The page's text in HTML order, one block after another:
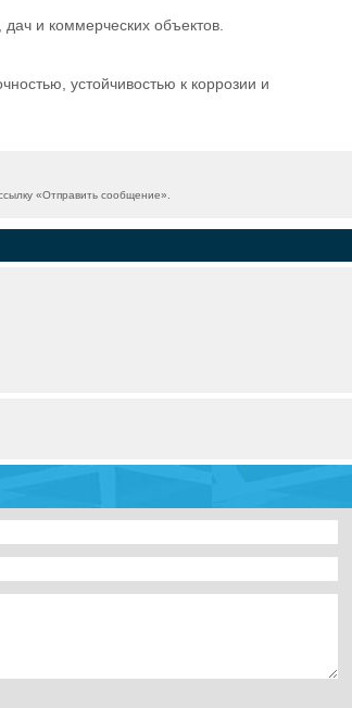
и коммерческих объектов.
устойчивостью к коррозии и
«Отправить сообщение».